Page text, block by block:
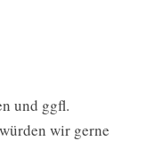
und ggfl.
wir gerne